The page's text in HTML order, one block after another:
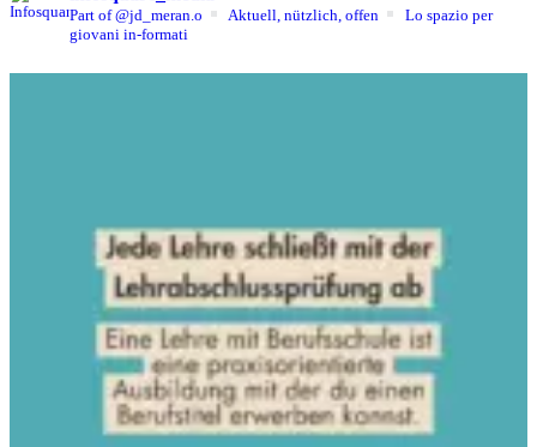
Part of @jd_meran.o Aktuell, nützlich, offen
Lo spazio per
giovani in-formati